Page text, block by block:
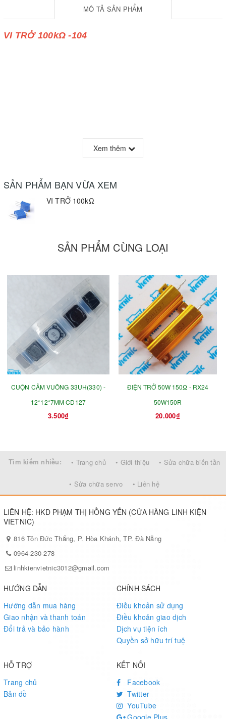
MÔ TẢ SẢN PHẨM
VI TRỞ 100kΩ -104
Xem thêm
SẢN PHẨM BẠN VỪA XEM
VI TRỞ 100kΩ
SẢN PHẨM CÙNG LOẠI
CUỘN CẢM VUÔNG 33UH(330) -
12*12*7MM CD127
3.500₫
ĐIỆN TRỞ 50W 150Ω - RX24
50W150R
20.000₫
Tìm kiếm nhiều: • Trang chủ • Giới thiệu • Sửa chữa biến tần
• Sửa chữa servo • Liên hệ
LIÊN HỆ: HKD PHẠM THỊ HỒNG YẾN (CỬA HÀNG LINH KIỆN
VIETNIC)
816 Tôn Đức Thắng, P. Hòa Khánh, TP. Đà Nẵng
0964-230-278
linhkienvietnic3012@gmail.com
HƯỚNG DẪN
Hướng dẫn mua hàng
Giao nhận và thanh toán
Đổi trả và bảo hành
CHÍNH SÁCH
Điều khoản sử dụng
Điều khoản giao dịch
Dịch vụ tiện ích
Quyền sở hữu trí tuệ
HỖ TRỢ
Trang chủ
Bản đồ
KẾT NỐI
Facebook
Twitter
YouTube